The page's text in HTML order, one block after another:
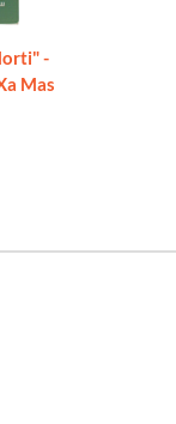
-
Mas